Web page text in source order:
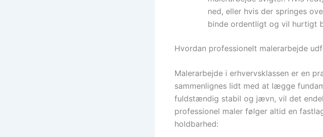
ned, eller hvis der springes
binde ordentligt og vil hurtigt
Hvordan professionelt malerarbejde
Malerarbejde i erhvervsklassen er en
sammenlignes lidt med at lægge
fuldstændig stabil og jævn, vil det
professionel maler følger altid en
holdbarhed: